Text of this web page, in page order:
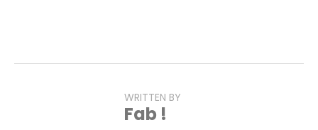
WRITTEN BY
Fab !